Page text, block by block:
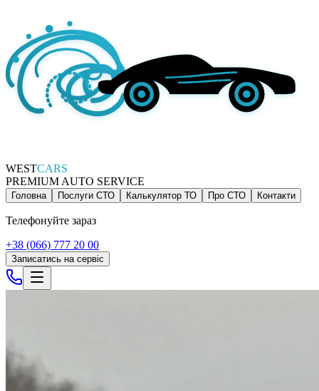
WESTCARS
PREMIUM AUTO SERVICE
Головна Послуги СТО Калькулятор ТО Про СТО Контакти
Телефонуйте зараз
+38 (066) 777 20 00
Записатись на сервіс